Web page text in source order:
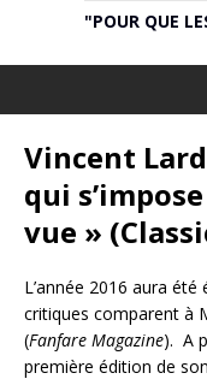
"POUR QUE
Vincent
qui
vue »
L’année 2016 aura
critiques comparent à
(Fanfare Magazine). A
première édition de